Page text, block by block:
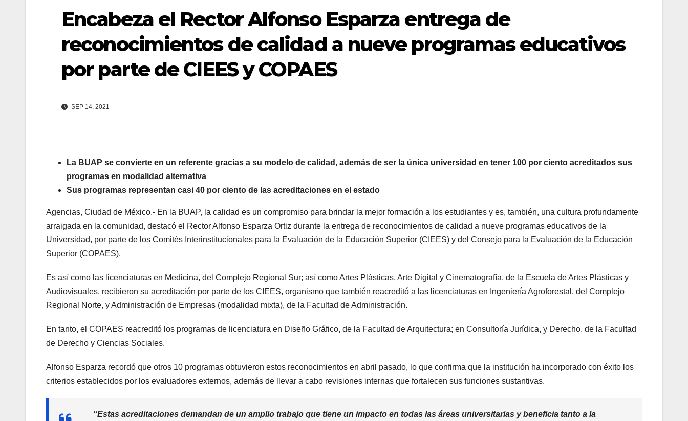
Encabeza el Rector Alfonso Esparza entrega de
reconocimientos de calidad a nueve programas educativos
por parte de CIEES y COPAES
SEP 14, 2021
La BUAP se convierte en un referente gracias a su modelo de calidad, además de ser la única universidad en tener 100 por ciento acreditados sus
programas en modalidad alternativa
Sus programas representan casi 40 por ciento de las acreditaciones en el estado
Agencias, Ciudad de México.- En la BUAP, la calidad es un compromiso para brindar la mejor formación a los estudiantes y es, también, una cultura profundamente
arraigada en la comunidad, destacó el Rector Alfonso Esparza Ortiz durante la entrega de reconocimientos de calidad a nueve programas educativos de la
Universidad, por parte de los Comités Interinstitucionales para la Evaluación de la Educación Superior (CIEES) y del Consejo para la Evaluación de la Educación
Superior (COPAES).
Es así como las licenciaturas en Medicina, del Complejo Regional Sur; así como Artes Plásticas, Arte Digital y Cinematografía, de la Escuela de Artes Plásticas y
Audiovisuales, recibieron su acreditación por parte de los CIEES, organismo que también reacreditó a las licenciaturas en Ingeniería Agroforestal, del Complejo
Regional Norte, y Administración de Empresas (modalidad mixta), de la Facultad de Administración.
En tanto, el COPAES reacreditó los programas de licenciatura en Diseño Gráfico, de la Facultad de Arquitectura; en Consultoría Jurídica, y Derecho, de la Facultad
de Derecho y Ciencias Sociales.
Alfonso Esparza recordó que otros 10 programas obtuvieron estos reconocimientos en abril pasado, lo que confirma que la institución ha incorporado con éxito los
criterios establecidos por los evaluadores externos, además de llevar a cabo revisiones internas que fortalecen sus funciones sustantivas.
“Estas acreditaciones demandan de un amplio trabajo que tiene un impacto en todas las áreas universitarias y beneficia tanto a la